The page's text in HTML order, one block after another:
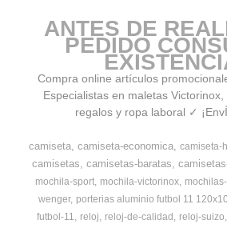
ANTES DE
PEDIDO
Compra online artículos
Especialistas en maletas
regalos y ropa laboral ✓
camiseta camiseta-economica camiseta-
camisetas camisetas-baratas
mochila-sport mochila-victorinox
wenger porterias aluminio futbol 11
futbol-11
reloj reloj-de-calidad reloj-suizo